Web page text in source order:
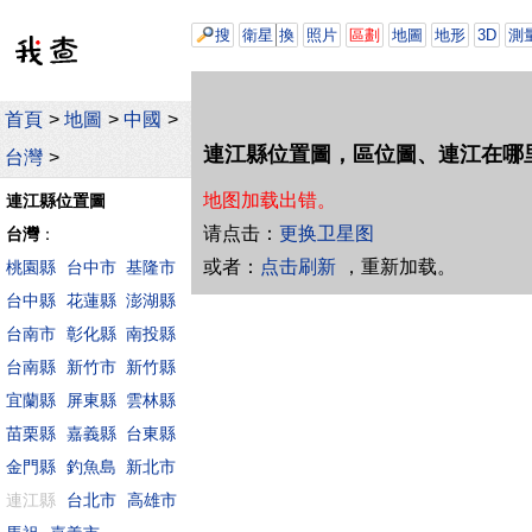
首頁 > 地圖 > 中國 >
台灣 >
連江縣位置圖
台灣：
桃園縣
台中市 基隆市
台中縣 花蓮縣 澎湖縣
台南市 彰化縣 南投縣
台南縣
新竹市 新竹縣
宜蘭縣
屏東縣 雲林縣
苗栗縣 嘉義縣 台東縣
金門縣 釣魚島
新北市
連江縣
台北市 高雄市
搜 衛星 換 照片 區劃 地圖 地形 3D 測
連江縣位置圖，區位圖、連江在哪
地图加载出错。
请点击： 更换卫星图
或者： 点击刷新 ，重新加载。